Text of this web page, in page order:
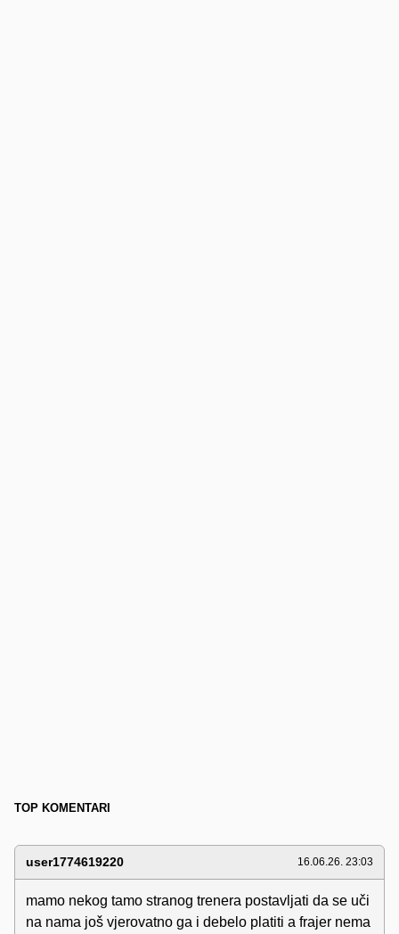
TOP KOMENTARI
user1774619220 16.06.26. 23:03
mamo nekog tamo stranog trenera postavljati da se uči
na nama još vjerovatno ga i debelo platiti a frajer nema